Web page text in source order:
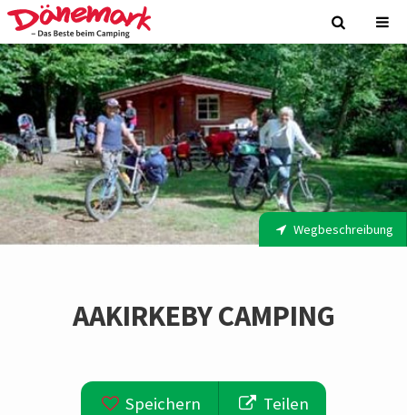
Wegbeschreibung
AAKIRKEBY CAMPING
Speichern Teilen